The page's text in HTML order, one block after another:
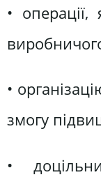
•
•
змогу
•